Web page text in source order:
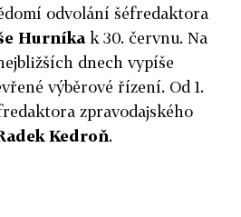
odvolání šéfredaktora
Hurníkak 30. červnu. Na
dnech vypíše
výběrové řízení. Od 1.
zpravodajského
Kedroň.